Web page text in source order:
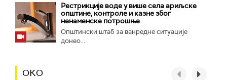
Рестрикције воде у више села ариљске
општине, контроле и казне због
ненаменске потрошње
Општински штаб за ванредне ситуације
донео...
ОКО